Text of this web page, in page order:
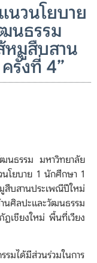
นวนโยบาย
นธรรม
หมูสืบสาน
รั้งที่ 4”
ธรรม มหาวิทยาลัย
โยบาย 1 นักศึกษา 1
บสานประเพณีปีใหม่
ศิลปะและวัฒนธรรม
ฏเชียงใหม่ พื้นที่เวียง
รมได้มีส่วนร่วมในการ